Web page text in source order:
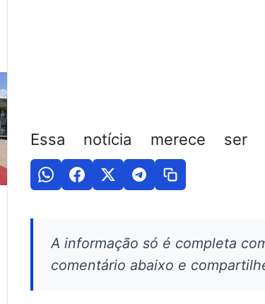
Essa notícia merece ser
A informação só é completa
comentário abaixo e